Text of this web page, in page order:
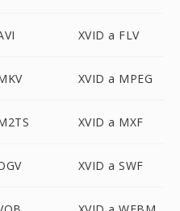
XVID a FLV
XVID a MPEG
XVID a MXF
XVID a SWF